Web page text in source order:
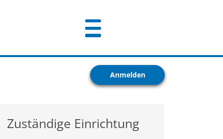
Anmelden
Zuständige Einrichtung